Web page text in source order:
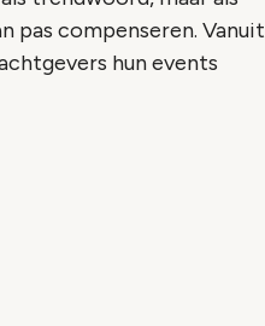
pas compenseren. Vanuit
hun events